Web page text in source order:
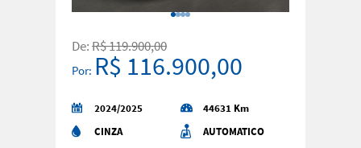
De:R$ 119.900,00
Por: R$ 116.900,00
2024/2025
44631 Km
CINZA
AUTOMATICO